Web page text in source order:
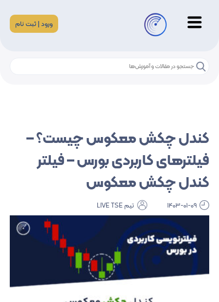
ورود | ثبت نام
کندل چکش معکوس چیست؟ –
فیلترهای کاربردی بورس – فیلتر
کندل چکش معکوس
1403-01-09 تیم LIVE TSE